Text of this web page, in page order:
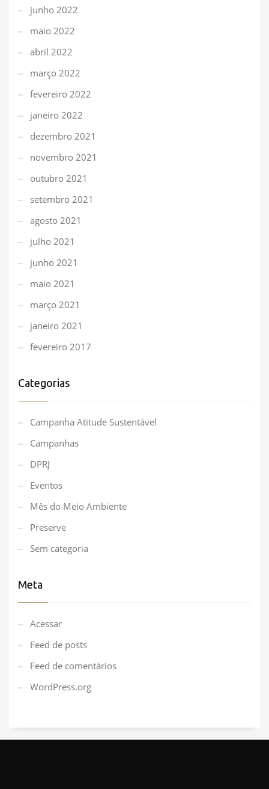
junho 2022
maio 2022
abril 2022
março 2022
fevereiro 2022
janeiro 2022
dezembro 2021
novembro 2021
outubro 2021
setembro 2021
agosto 2021
julho 2021
junho 2021
maio 2021
março 2021
janeiro 2021
fevereiro 2017
Categorias
Campanha Atitude Sustentável
Campanhas
DPRJ
Eventos
Mês do Meio Ambiente
Preserve
Sem categoria
Meta
Acessar
Feed de posts
Feed de comentários
WordPress.org